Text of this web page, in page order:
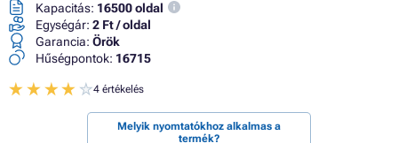
Kapacitás: 16500 oldal
Egységár: 2 Ft / oldal
Garancia: Örök
Hűségpontok: 16715
4 értékelés
Melyik nyomtatókhoz alkalmas a
termék?